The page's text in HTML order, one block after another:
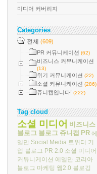
미디어 커버리지
Categories
전체 (609)
PR 커뮤니케이션 (62)
비즈니스 커뮤니케이션
(13)
위기 커뮤니케이션 (22)
소셜 커뮤니케이션 (286)
쥬니캡입니다! (222)
Tag cloud
소셜 미디어 비즈니스
블로그 블로그 쥬니캡 PR 에
델만 Social Media 트위터 기
업 블로그 PR 2.0 소셜 미디어
커뮤니케이션 에델만 코리아
블로그 마케팅 웹2.0 블로깅